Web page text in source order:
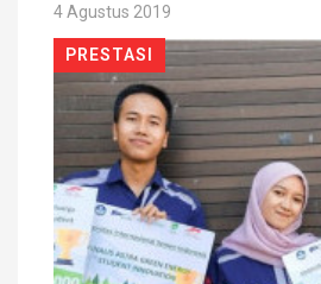
4 Agustus 2019
PRESTASI